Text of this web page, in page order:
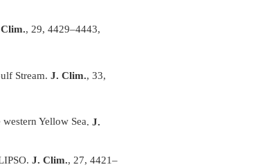
, 29, 4429–4443,
Stream. J. Clim., 33,
Yellow Sea J.
J. Clim., 27, 4421–